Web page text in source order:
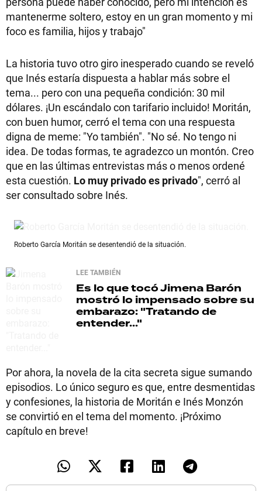
mantenerme soltero, estoy en un gran momento y mi
foco es familia, hijos y trabajo"
La historia tuvo otro giro inesperado cuando se reveló
que Inés estaría dispuesta a hablar más sobre el
tema... pero con una pequeña condición: 30 mil
dólares. ¡Un escándalo con tarifario incluido! Moritán,
con buen humor, cerró el tema con una respuesta
digna de meme: "Yo también". "No sé. No tengo ni
idea. De todas formas, te agradezco un montón. Creo
que en las últimas entrevistas más o menos ordené
esta cuestión. Lo muy privado es privado", cerró al
ser consultado sobre Inés.
Roberto García Moritán se desentendió de la situación.
LEE TAMBIÉN
Es lo que tocóJimena Barón
mostró lo impensado sobre su
embarazo: "Tratando de
entender..."
Por ahora, la novela de la cita secreta sigue sumando
episodios. Lo único seguro es que, entre desmentidas
y confesiones, la historia de Moritán e Inés Monzón
se convirtió en el tema del momento. ¡Próximo
capítulo en breve!